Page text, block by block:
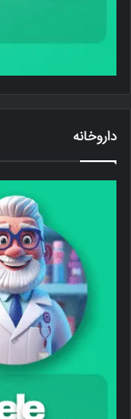
داروخانه